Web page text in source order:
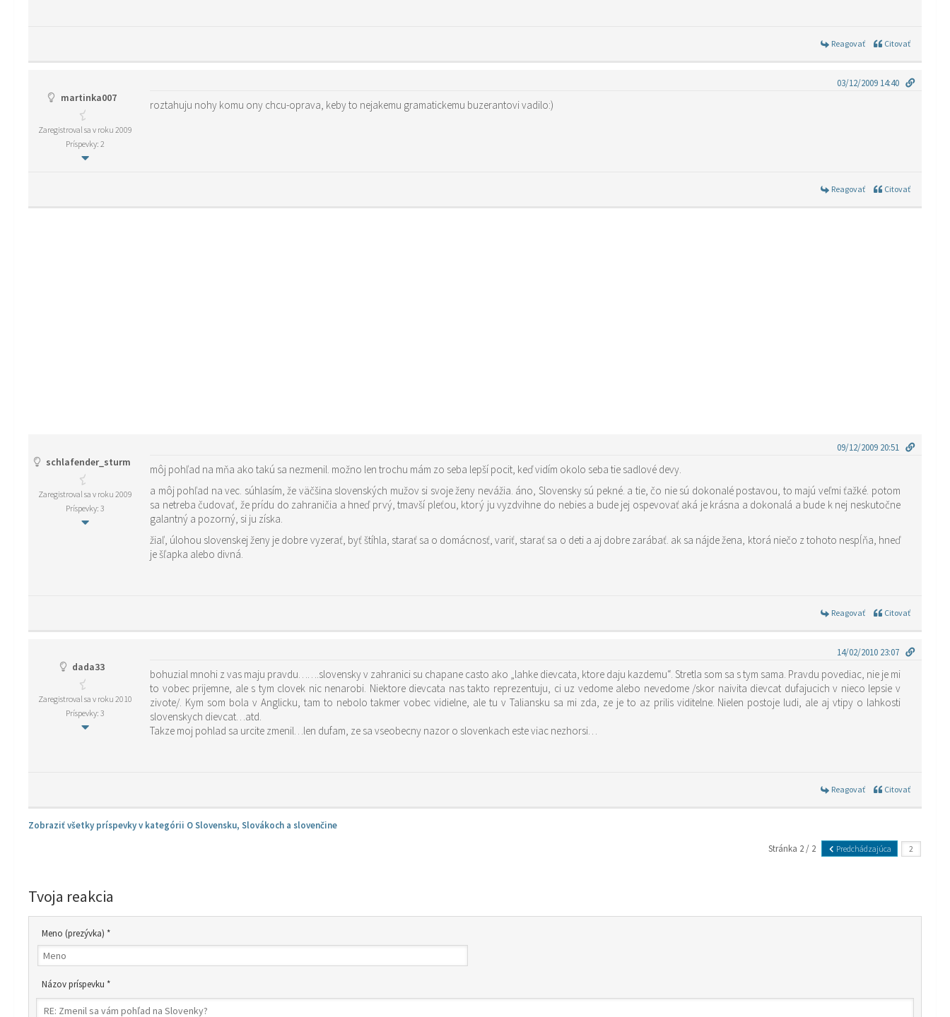
Reagovať Citovať
martinka007
Zaregistroval sa v roku 2009
Príspevky: 2
03/12/2009 14:40
roztahuju nohy komu ony chcu-oprava, keby to nejakemu gramatickemu buzerantovi vadilo:)
Reagovať Citovať
schlafender_sturm
Zaregistroval sa v roku 2009
Príspevky: 3
09/12/2009 20:51
môj pohľad na mňa ako takú sa nezmenil. možno len trochu mám zo seba lepší pocit, keď vidím okolo seba tie sadlové devy.
a môj pohľad na vec. súhlasím, že väčšina slovenských mužov si svoje ženy nevážia. áno, Slovensky sú pekné. a tie, čo nie sú dokonalé postavou, to majú veľmi ťažké. potom
sa netreba čudovať, že prídu do zahraničia a hneď prvý, tmavší pleťou, ktorý ju vyzdvihne do nebies a bude jej ospevovať aká je krásna a dokonalá a bude k nej neskutočne
galantný a pozorný, si ju získa.
žiaľ, úlohou slovenskej ženy je dobre vyzerať, byť štíhla, starať sa o domácnosť, variť, starať sa o deti a aj dobre zarábať. ak sa nájde žena, ktorá niečo z tohoto nespĺňa, hneď
je šľapka alebo divná.
Reagovať Citovať
dada33
Zaregistroval sa v roku 2010
Príspevky: 3
14/02/2010 23:07
bohuzial mnohi z vas maju pravdu…….slovensky v zahranici su chapane casto ako „lahke dievcata, ktore daju kazdemu“. Stretla som sa s tym sama. Pravdu povediac, nie je mi
to vobec prijemne, ale s tym clovek nic nenarobi. Niektore dievcata nas takto reprezentuju, ci uz vedome alebo nevedome /skor naivita dievcat dufajucich v nieco lepsie v
zivote/. Kym som bola v Anglicku, tam to nebolo takmer vobec vidielne, ale tu v Taliansku sa mi zda, ze je to az prilis viditelne. Nielen postoje ludi, ale aj vtipy o lahkosti
slovenskych dievcat…atd.
Takze moj pohlad sa urcite zmenil…len dufam, ze sa vseobecny nazor o slovenkach este viac nezhorsi…
Reagovať Citovať
Zobraziť všetky príspevky v kategórii O Slovensku, Slovákoch a slovenčine
Stránka 2 / 2
Predchádzajúca
Tvoja reakcia
Meno (prezývka) *
Názov príspevku *